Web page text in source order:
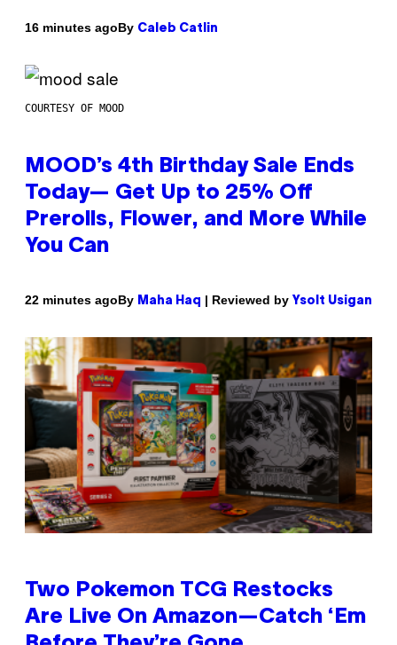
16 minutes agoBy Caleb Catlin
COURTESY OF MOOD
MOOD’s 4th Birthday Sale Ends
Today— Get Up to 25% Off
Prerolls, Flower, and More While
You Can
22 minutes agoBy Maha Haq | Reviewed by Ysolt Usigan
Two Pokemon TCG Restocks
Are Live On Amazon—Catch ‘Em